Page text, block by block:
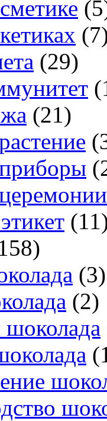
(29)
(21)
(3)
(2)